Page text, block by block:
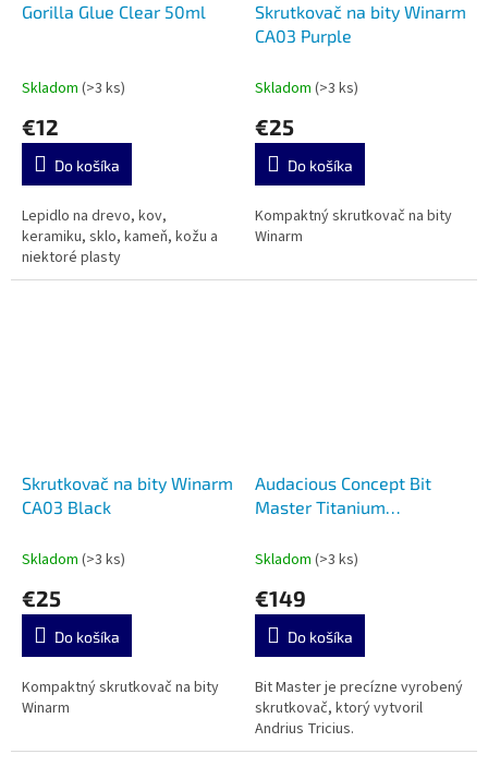
Gorilla Glue Clear 50ml
Skladom (>3 ks)
€12
Do košíka
Lepidlo na drevo, kov,
keramiku, sklo, kameň, kožu a
niektoré plasty
Skrutkovač na bity Winarm
CA03 Purple
Skladom (>3 ks)
€25
Do košíka
Kompaktný skrutkovač na bity
Winarm
Skrutkovač na bity Winarm
CA03 Black
Skladom (>3 ks)
€25
Do košíka
Kompaktný skrutkovač na bity
Winarm
Audacious Concept Bit
Master Titanium
Skladom (>3 ks)
€149
Do košíka
Bit Master je precízne vyrobený
skrutkovač, ktorý vytvoril
Andrius Tricius.